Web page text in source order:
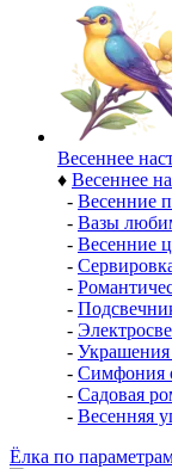
Весеннее
♦ Весеннее
- Весенние
- Вазы
- Весенние
-
-
-
-
- Украшения
- Симфония
- Садовая
- Весенняя
Ёлка по